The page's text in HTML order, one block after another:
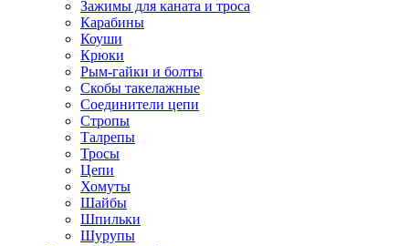
Зажимы для каната и троса
Карабины
Коуши
Крюки
Рым-гайки и болты
Скобы такелажные
Соединители цепи
Стропы
Талрепы
Тросы
Цепи
Хомуты
Шайбы
Шпильки
Шурупы